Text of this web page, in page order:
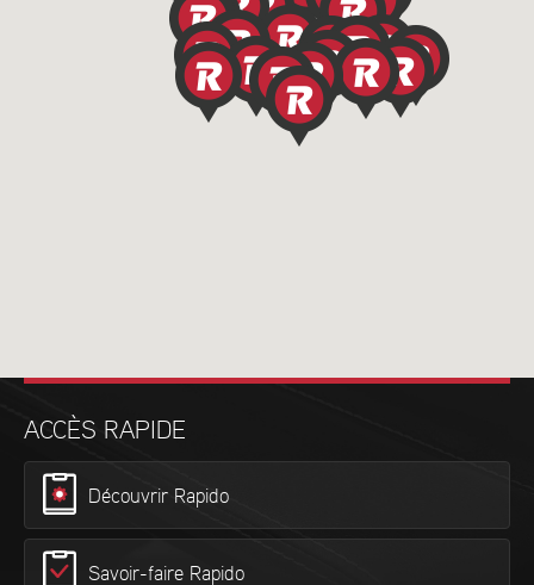
ACCÈS RAPIDE
Découvrir Rapido
Savoir-faire Rapido